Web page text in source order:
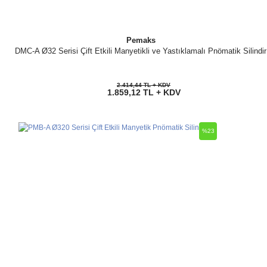
Pemaks
DMC-A Ø32 Serisi Çift Etkili Manyetikli ve Yastıklamalı Pnömatik Silindir
2.414,44 TL + KDV
1.859,12 TL + KDV
%23